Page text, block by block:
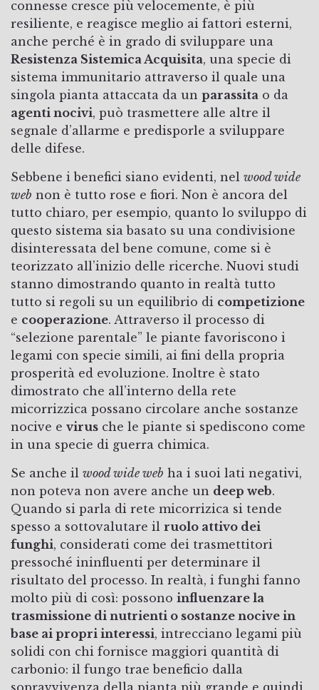
connesse cresce più velocemente, è più
resiliente, e reagisce meglio ai fattori esterni,
anche perché è in grado di sviluppare una
Resistenza Sistemica Acquisita, una specie di
sistema immunitario attraverso il quale una
singola pianta attaccata da un parassita o da
agenti nocivi, può trasmettere alle altre il
segnale d’allarme e predisporle a sviluppare
delle difese.
Sebbene i benefici siano evidenti, nel wood wide
web non è tutto rose e fiori. Non è ancora del
tutto chiaro, per esempio, quanto lo sviluppo di
questo sistema sia basato su una condivisione
disinteressata del bene comune, come si è
teorizzato all’inizio delle ricerche. Nuovi studi
stanno dimostrando quanto in realtà tutto
tutto si regoli su un equilibrio di competizione
e cooperazione. Attraverso il processo di
“selezione parentale” le piante favoriscono i
legami con specie simili, ai fini della propria
prosperità ed evoluzione. Inoltre è stato
dimostrato che all’interno della rete
micorrizzica possano circolare anche sostanze
nocive e virus che le piante si spediscono come
in una specie di guerra chimica.
Se anche il wood wide web ha i suoi lati negativi,
non poteva non avere anche un deep web.
Quando si parla di rete micorrizica si tende
spesso a sottovalutare il ruolo attivo dei
funghi, considerati come dei trasmettitori
pressoché ininfluenti per determinare il
risultato del processo. In realtà, i funghi fanno
molto più di così: possono influenzare la
trasmissione di nutrienti o sostanze nocive in
base ai propri interessi, intrecciano legami più
solidi con chi fornisce maggiori quantità di
carbonio: il fungo trae beneficio dalla